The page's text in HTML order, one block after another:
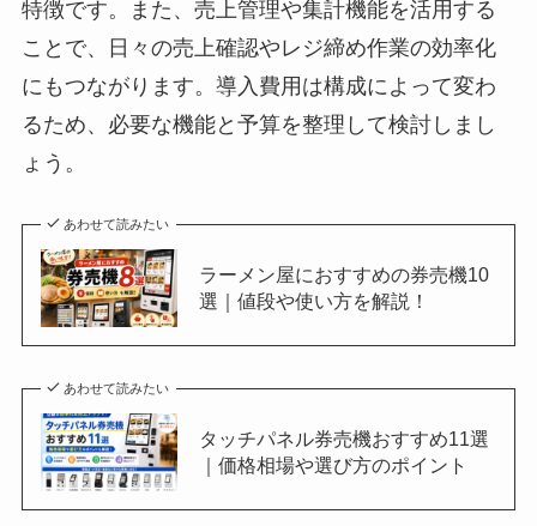
特徴です。また、売上管理や集計機能を活用する
ことで、日々の売上確認やレジ締め作業の効率化
にもつながります。導入費用は構成によって変わ
るため、必要な機能と予算を整理して検討しまし
ょう。
あわせて読みたい
ラーメン屋におすすめの券売機10
選｜値段や使い方を解説！
あわせて読みたい
タッチパネル券売機おすすめ11選
｜価格相場や選び方のポイント